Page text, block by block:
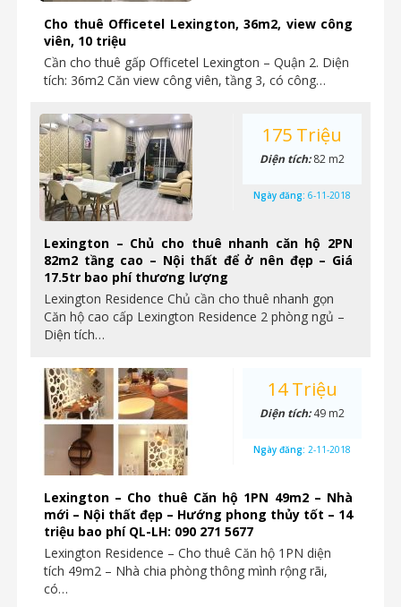
Cho thuê Officetel Lexington, 36m2, view công
viên, 10 triệu
Cần cho thuê gấp Officetel Lexington – Quận 2. Diện
tích: 36m2 Căn view công viên, tầng 3, có công…
Lexington – Chủ cho thuê nhanh căn hộ 2PN
82m2 tầng cao – Nội thất để ở nên đẹp – Giá
17.5tr bao phí thương lượng
Lexington Residence Chủ cần cho thuê nhanh gọn
Căn hộ cao cấp Lexington Residence 2 phòng ngủ –
Diện tích…
175 Triệu
Diện tích:82 m2
Ngày đăng: 6-11-2018
Lexington – Cho thuê Căn hộ 1PN 49m2 – Nhà
mới – Nội thất đẹp – Hướng phong thủy tốt – 14
triệu bao phí QL-LH: 090 271 5677
Lexington Residence – Cho thuê Căn hộ 1PN diện
tích 49m2 – Nhà chia phòng thông mình rộng rãi,
có…
14 Triệu
Diện tích:49 m2
Ngày đăng: 2-11-2018